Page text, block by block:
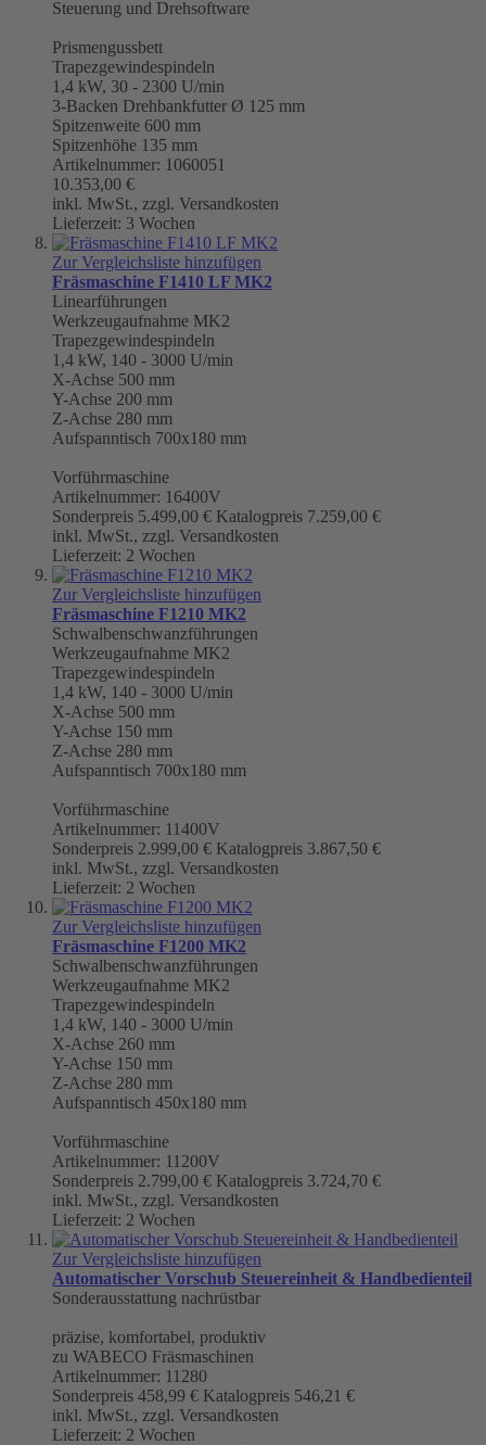
Steuerung und Drehsoftware
Prismengussbett
Trapezgewindespindeln
1,4 kW, 30 - 2300 U/min
3-Backen Drehbankfutter Ø 125 mm
Spitzenweite 600 mm
Spitzenhöhe 135 mm
Artikelnummer: 1060051
10.353,00 €
inkl. MwSt., zzgl. Versandkosten
Lieferzeit: 3 Wochen
Zur Vergleichsliste hinzufügen
Fräsmaschine F1410 LF MK2
Linearführungen
Werkzeugaufnahme MK2
Trapezgewindespindeln
1,4 kW, 140 - 3000 U/min
X-Achse 500 mm
Y-Achse 200 mm
Z-Achse 280 mm
Aufspanntisch 700x180 mm
Vorführmaschine
Artikelnummer: 16400V
Sonderpreis 5.499,00 € Katalogpreis 7.259,00 €
inkl. MwSt., zzgl. Versandkosten
Lieferzeit: 2 Wochen
Zur Vergleichsliste hinzufügen
Fräsmaschine F1210 MK2
Schwalbenschwanzführungen
Werkzeugaufnahme MK2
Trapezgewindespindeln
1,4 kW, 140 - 3000 U/min
X-Achse 500 mm
Y-Achse 150 mm
Z-Achse 280 mm
Aufspanntisch 700x180 mm
Vorführmaschine
Artikelnummer: 11400V
Sonderpreis 2.999,00 € Katalogpreis 3.867,50 €
inkl. MwSt., zzgl. Versandkosten
Lieferzeit: 2 Wochen
Zur Vergleichsliste hinzufügen
Fräsmaschine F1200 MK2
Schwalbenschwanzführungen
Werkzeugaufnahme MK2
Trapezgewindespindeln
1,4 kW, 140 - 3000 U/min
X-Achse 260 mm
Y-Achse 150 mm
Z-Achse 280 mm
Aufspanntisch 450x180 mm
Vorführmaschine
Artikelnummer: 11200V
Sonderpreis 2.799,00 € Katalogpreis 3.724,70 €
inkl. MwSt., zzgl. Versandkosten
Lieferzeit: 2 Wochen
Zur Vergleichsliste hinzufügen
Automatischer Vorschub Steuereinheit & Handbedienteil
Sonderausstattung nachrüstbar
präzise, komfortabel, produktiv
zu WABECO Fräsmaschinen
Artikelnummer: 11280
Sonderpreis 458,99 € Katalogpreis 546,21 €
inkl. MwSt., zzgl. Versandkosten
Lieferzeit: 2 Wochen